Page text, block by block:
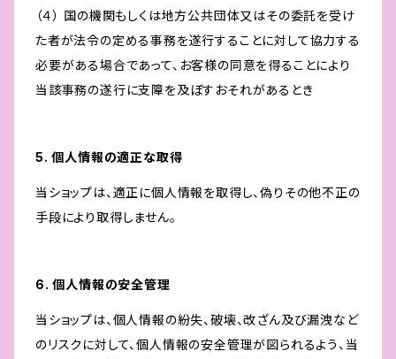
（４） 国の機関もしくは地方公共団体又はその委託を受け
た者が法令の定める事務を遂行することに対して協力する
必要がある場合であって、お客様の同意を得ることにより
当該事務の遂行に支障を及ぼすおそれがあるとき
5. 個人情報の適正な取得
当ショップは、適正に個人情報を取得し、偽りその他不正の
手段により取得しません。
6. 個人情報の安全管理
当ショップは、個人情報の紛失、破壊、改ざん及び漏洩など
のリスクに対して、個人情報の安全管理が図られるよう、当